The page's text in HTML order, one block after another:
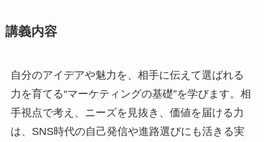
講義内容
自分のアイデアや魅力を、相手に伝えて選ばれる
力を育てる“マーケティングの基礎”を学びます。相
手視点で考え、ニーズを見抜き、価値を届ける力
は、SNS時代の自己発信や進路選びにも活きる実